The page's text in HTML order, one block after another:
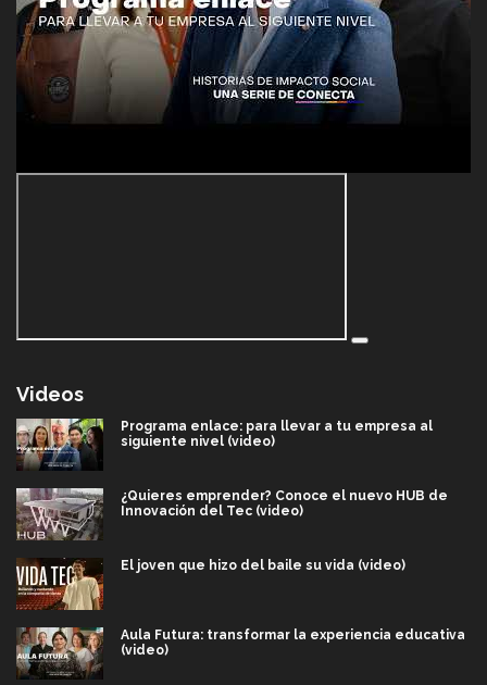
Videos
Programa enlace: para llevar a tu empresa al
siguiente nivel (video)
¿Quieres emprender? Conoce el nuevo HUB de
Innovación del Tec (video)
El joven que hizo del baile su vida (video)
Aula Futura: transformar la experiencia educativa
(video)